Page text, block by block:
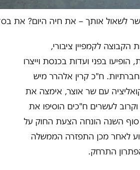
לשאול אותך – את חיה היום? את
הקבוצה לקמפיין ציבורי,
הופיעו בפני ועדות בכנסת וייצרו
ח"כ קרין אלהרר מיש
עם שר אוצר, אימצה את
לעשרים ח"כים הוסיפו את
השנה הונחה הצעת החוק על
לאחר מכן התפזרה הממשלה
התרחק.